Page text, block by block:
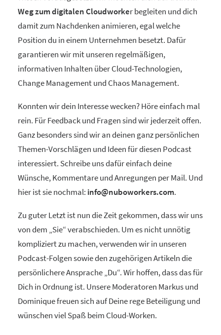
Weg zum digitalen Cloudworker begleiten und dich
damit zum Nachdenken animieren, egal welche
Position du in einem Unternehmen besetzt. Dafür
garantieren wir mit unseren regelmäßigen,
informativen Inhalten über Cloud-Technologien,
Change Management und Chaos Management.
Konnten wir dein Interesse wecken? Höre einfach mal
rein. Für Feedback und Fragen sind wir jederzeit offen.
Ganz besonders sind wir an deinen ganz persönlichen
Themen-Vorschlägen und Ideen für diesen Podcast
interessiert. Schreibe uns dafür einfach deine
Wünsche, Kommentare und Anregungen per Mail. Und
hier ist sie nochmal: info@nuboworkers.com.
Zu guter Letzt ist nun die Zeit gekommen, dass wir uns
von dem „Sie“ verabschieden. Um es nicht unnötig
kompliziert zu machen, verwenden wir in unseren
Podcast-Folgen sowie den zugehörigen Artikeln die
persönlichere Ansprache „Du“. Wir hoffen, dass das für
Dich in Ordnung ist. Unsere Moderatoren Markus und
Dominique freuen sich auf Deine rege Beteiligung und
wünschen viel Spaß beim Cloud-Worken.